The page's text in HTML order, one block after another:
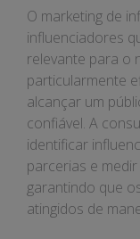
O marketing de
influenciadores
relevante para o
particularmente
alcançar um
confiável. A
identificar
parcerias e
garantindo que
atingidos de